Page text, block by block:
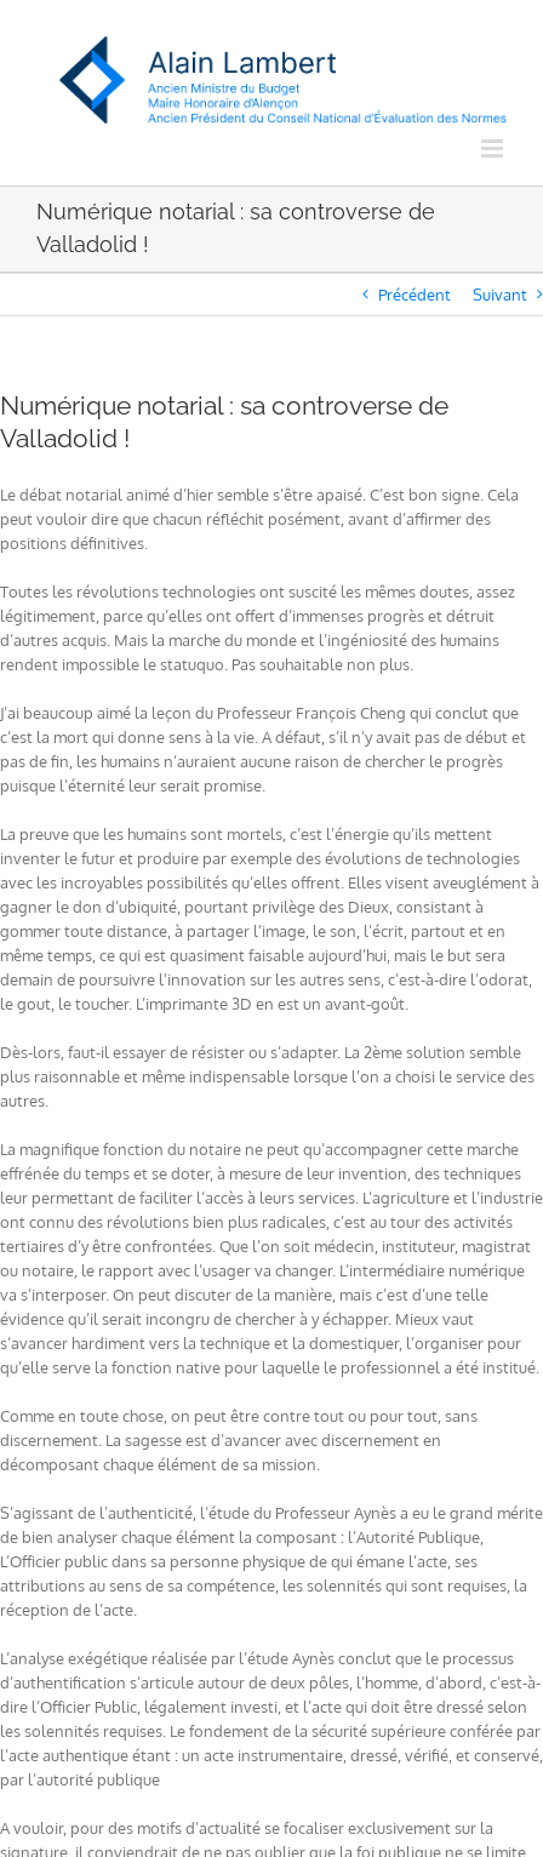
Numérique notarial : sa controverse de
Valladolid !
Précédent Suivant
Numérique notarial : sa controverse de
Valladolid !
Le débat notarial animé d’hier semble s’être apaisé. C’est bon signe. Cela
peut vouloir dire que chacun réfléchit posément, avant d’affirmer des
positions définitives.
Toutes les révolutions technologies ont suscité les mêmes doutes, assez
légitimement, parce qu’elles ont offert d’immenses progrès et détruit
d’autres acquis. Mais la marche du monde et l’ingéniosité des humains
rendent impossible le statuquo. Pas souhaitable non plus.
J’ai beaucoup aimé la leçon du Professeur François Cheng qui conclut que
c’est la mort qui donne sens à la vie. A défaut, s’il n’y avait pas de début et
pas de fin, les humains n’auraient aucune raison de chercher le progrès
puisque l’éternité leurserait promise.
La preuve que les humains sont mortels, c’est l’énergie qu’ils mettent
inventer le futur et produire par exemple desévolutions detechnologies
avec les incroyables possibilités qu’elles offrent. Elles visent aveuglément à
gagner le don d’ubiquité, pourtant privilège des Dieux, consistantà
gommer toute distance, à partager l’image, le son, l’écrit, partout et en
même temps , ce qui est quasiment faisable aujourd’hui, mais le but sera
demain de poursuivre l’innovation sur les autres sens, c’est-à-dire l’odorat,
le gout, le toucher. L’imprimante 3D en est un avant-goût.
Dès-lors, faut-il essayer de résister ou s’adapter. La 2èmesolution semble
plus raisonnable et même indispensable lorsque l’on a choisi le service des
autres.
La magnifique fonction du notaire ne peut qu’accompagner cette marche
effrénée du temps et se doter, à mesure de leur invention, des techniques
leur permettant de faciliter l’accès à leurs services. L’agriculture et l’industrie
ont connu des révolutions bien plus radicales, c’est au tour des activités
tertiairesd’y être confrontées Que l’on soit médecin, instituteur, magistrat
ou notaire, le rapport avec l’usager va changer. L’intermédiaire numérique
va s’interposer. On peut discuter de la manière, mais c’est d’une telle
évidence qu’il serait incongru de chercher à y échapper. Mieux vaut
s’avancer hardiment vers la technique et la domestiquer, l’organiser pour
qu’elle serve la fonction native pour laquelle le professionnel a été institué.
Comme en toute chose, on peut être contre tout ou pour tout, sans
discernement. La sagesse est d’avancer avec discernement en
décomposant chaque élément de sa mission.
S’agissant de l’authenticité, l’étude du Professeur Aynès a eu le grand mérite
de bien analyser chaque élément la composant : l’Autorité Publique,
L’Officier public dans sa personne physique de qui émane l’acte, ses
attributions au sens de sa compétence, les solennités qui sont requises, la
réception de l’acte.
L’analyse exégétique réalisée par l’étude Aynès conclut que le processus
d’authentification s’articule autour de deux pôles, l’homme, d’abord, c’est-à-
dire l’Officier Public, légalement investi, et l’acte qui doit être dressé selon
les solennités requises. Le fondement de la sécurité supérieure conférée par
l’acte authentique étant : un acte instrumentaire, dressé, vérifié, et conservé,
par l’autorité publique
A vouloir, pour des motifs d’actualité se focaliser exclusivement sur la
signature, il conviendrait de ne pas oublier que la foi publique ne se limite